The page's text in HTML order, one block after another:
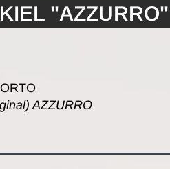
"AZZURRO"
AZZURRO